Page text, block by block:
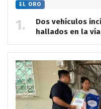
EL ORO
Dos vehículos
hallados en la